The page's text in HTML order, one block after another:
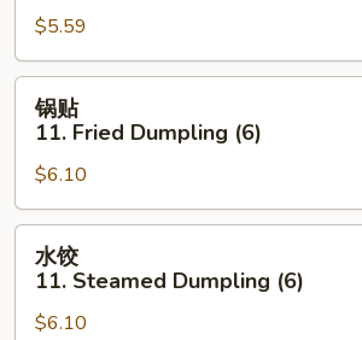
10.
Shrimp
Toast
(4)
$5.59
11.
Fried
Dumpling
(6)
锅贴
11. Fried Dumpling (6)
$6.10
11.
Steamed
水饺
11. Steamed Dumpling (6)
$6.10